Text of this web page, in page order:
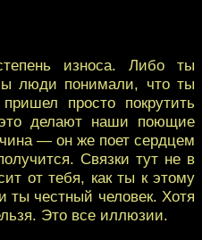
износа. Либо ты
люди понимали, что ты
просто покрутить
делают наши поющие
— он же поет сердцем
Связки тут не в
от тебя, как ты к этому
ты честный человек. Хотя
Это все иллюзии.